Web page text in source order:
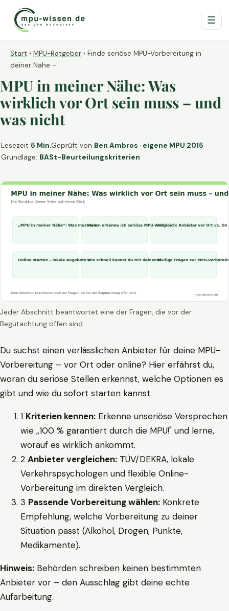
☰
Start › MPU-Ratgeber › Finde seriöse MPU-Vorbereitung in
deiner Nähe –
MPU in meiner Nähe: Was
wirklich vor Ort sein muss – und
was nicht
Lesezeit 5 Min.Geprüft von Ben Ambros · eigene MPU 2015
Grundlage: BASt-Beurteilungskriterien
Jeder Abschnitt beantwortet eine der Fragen, die vor der
Begutachtung offen sind.
Du suchst einen verlässlichen Anbieter für deine MPU-
Vorbereitung – vor Ort oder online? Hier erfährst du,
woran du seriöse Stellen erkennst, welche Optionen es
gibt und wie du sofort starten kannst.
1 Kriterien kennen: Erkenne unseriöse Versprechen
wie „100 % garantiert durch die MPU!" und lerne,
worauf es wirklich ankommt.
2 Anbieter vergleichen: TÜV/DEKRA, lokale
Verkehrspsychologen und flexible Online-
Vorbereitung im direkten Vergleich.
3 Passende Vorbereitung wählen: Konkrete
Empfehlung, welche Vorbereitung zu deiner
Situation passt (Alkohol, Drogen, Punkte,
Medikamente).
Hinweis: Behörden schreiben keinen bestimmten
Anbieter vor – den Ausschlag gibt deine echte
Aufarbeitung.